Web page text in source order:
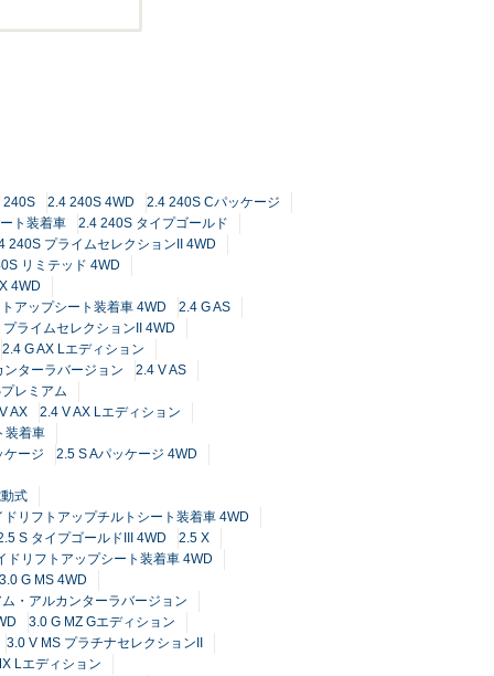
240S 2.4 240S 4WD
2.4 240S Cパッケージ
ト装着車
2.4 240S タイプゴールド
240S プライムセレクションII 4WD
リミテッド 4WD
4WD
アップシート装着車 4WD
2.4 G AS
プライムセレクションII 4WD
2.4 G AX Lエディション
ターラバージョン
2.4 V AS
レミアム
AX
2.4 V AX Lエディション
装着車
ケージ
2.5 S Aパッケージ 4WD
式
ドリフトアップチルトシート装着車 4WD
S タイプゴールドIII 4WD
2.5 X
ドリフトアップシート装着車 4WD
3.0 G MS 4WD
・アルカンターラバージョン
3.0 G MZ Gエディション
3.0 V MS プラチナセレクションII
Lエディション